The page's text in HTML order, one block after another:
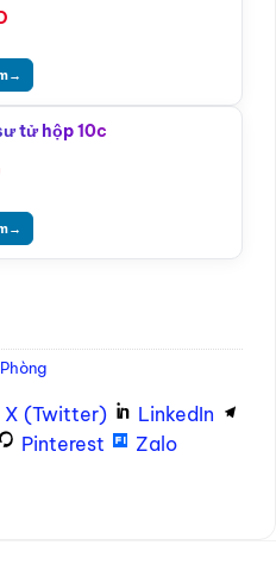
→
tử hộp 10c
→
X (Twitter)
LinkedIn
Pinterest
Zalo